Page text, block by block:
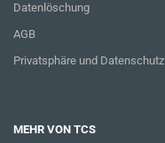
Datenlöschung
AGB
Privatsphäre und Datenschutz
MEHR VON TCS